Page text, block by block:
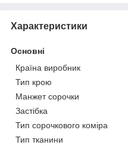
Характеристики
Основні
Країна виробник
Тип крою
Манжет сорочки
Застібка
Тип сорочкового коміра
Тип тканини